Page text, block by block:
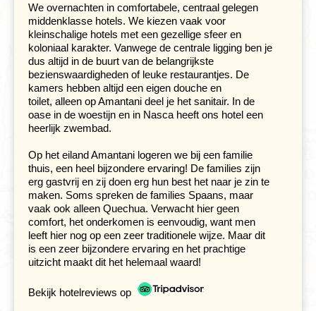
De volgende ochtend rijden we naar het uitkijkpunt ‘Cruz
del Condor’, waar je de indrukwekkende condor kunt
zien vliegen. De Colca Canyon is een van de diepste
kloven ter wereld met duizelingwekkende
hoogteverschillen. Er leven hier vele condors en door de
thermiek komen ze hier vaak ’s morgens vroeg hoog in
de canyon zweven. Omdat je bij het uitzichtpunt aan de
rand van de canyon staat, komen ze hier heel dicht
langs je heen zweven. Heel indrukwekkend, want deze
vogels kunnen een spanwijdte van wel drie meter
bereiken. Daarmee behoren ze tot de vogels met de
We overnachten in comfortabele, centraal gelegen
middenklasse hotels. We kiezen vaak voor
kleinschalige hotels met een gezellige sfeer en
koloniaal karakter. Vanwege de centrale ligging ben je
dus altijd in de buurt van de belangrijkste
bezienswaardigheden of leuke restaurantjes. De
kamers hebben altijd een eigen douche en
toilet, alleen op Amantani deel je het sanitair. In de
oase in de woestijn en in Nasca heeft ons hotel een
heerlijk zwembad.
Op het eiland Amantani logeren we bij een familie
thuis, een heel bijzondere ervaring! De families zijn
erg gastvrij en zij doen erg hun best het naar je zin te
maken. Soms spreken de families Spaans, maar
vaak ook alleen Quechua. Verwacht hier geen
comfort, het onderkomen is eenvoudig, want men
leeft hier nog op een zeer traditionele wijze. Maar dit
is een zeer bijzondere ervaring en het prachtige
uitzicht maakt dit het helemaal waard!
Bekijk hotelreviews op